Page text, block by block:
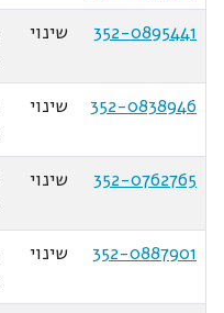
352-0895441
שינוי
352-0838946
שינוי
352-0762765
שינוי
352-0887901
שינוי